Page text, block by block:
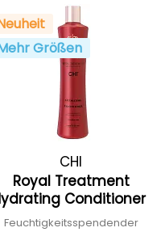
Größen
CHI
Royal Treatment
Conditioner
Feuchtigkeitsspendender